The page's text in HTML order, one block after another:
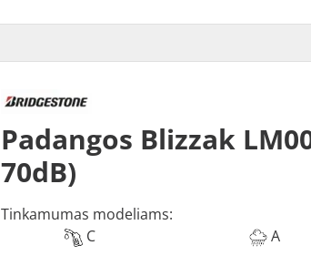
Padangos Blizzak
70dB)
Tinkamumas modeliams:
C
A